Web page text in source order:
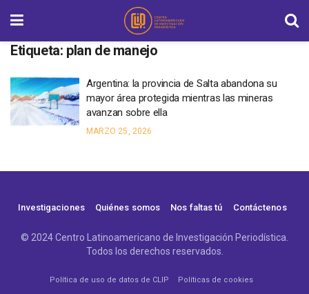
Etiqueta: plan de manejo
Argentina: la provincia de Salta abandona su
mayor área protegida mientras las mineras
avanzan sobre ella
MARZO 25, 2026
Investigaciones Quiénes somos Nos faltas tú Contáctenos
© 2024 Centro Latinoamericano de Investigación Periodística.
Todos los derechos reservados.
Política de uso de datos de CLIP Políticas de cookies